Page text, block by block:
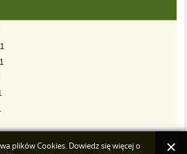
2012Terms Of Service Privacy Policy
plików Cookies. Dowiedz się więcej o